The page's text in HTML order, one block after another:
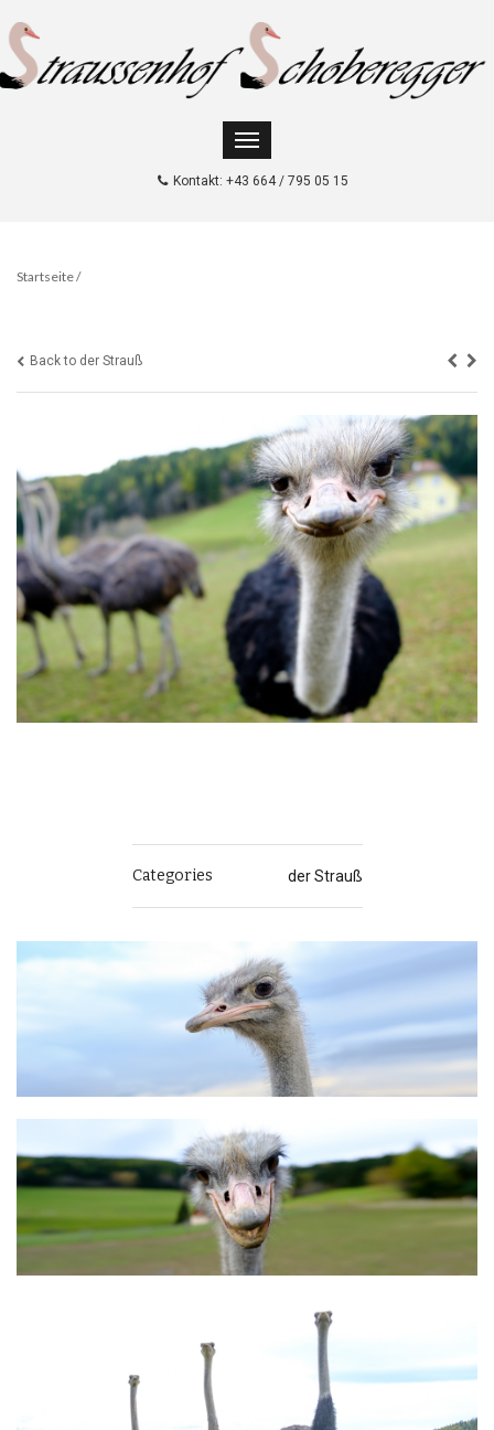
Kontakt: +43 664 / 795 05 15
Startseite/
Back to der Strauß
Categories der Strauß